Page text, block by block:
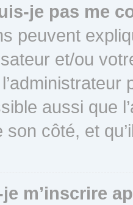
je pas me
peuvent
et/ou
aussi que
son côté, et
m’inscrire